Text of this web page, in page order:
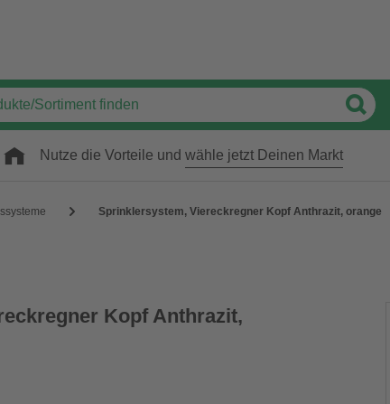
Nutze die Vorteile und wähle jetzt Deinen Markt
Sprinklersystem, Viereckregner Kopf Anthrazit, orange
Kopf Anthrazit,